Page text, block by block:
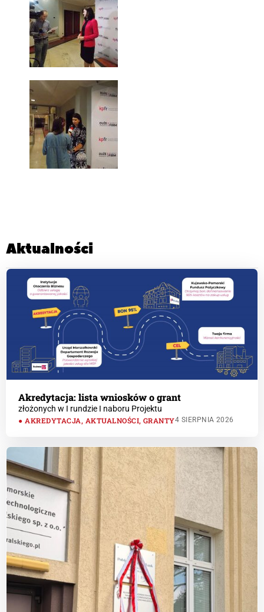
Aktualności
Akredytacja: lista wniosków o grant
złożonych w I rundzie I naboru Projektu
AKREDYTACJA, AKTUALNOŚCI, GRANTY4 SIERPNIA 2026